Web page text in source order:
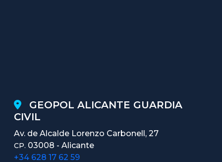
GEOPOL ALICANTE GUARDIA
CIVIL
Av. de Alcalde Lorenzo Carbonell, 27
CP. 03008 - Alicante
+34 628 17 62 59